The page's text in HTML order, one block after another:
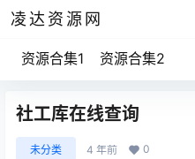
凌达资源网
资源合集1 资源合集2
社工库在线查询
未分类 4 年前 0